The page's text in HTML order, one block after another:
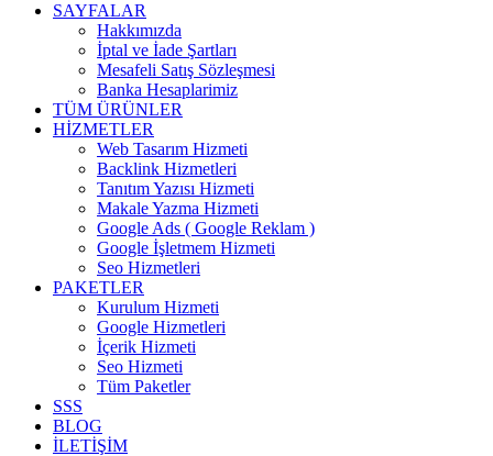
SAYFALAR
Hakkımızda
İptal ve İade Şartları
Mesafeli Satış Sözleşmesi
Banka Hesaplarimiz
TÜM ÜRÜNLER
HİZMETLER
Web Tasarım Hizmeti
Backlink Hizmetleri
Tanıtım Yazısı Hizmeti
Makale Yazma Hizmeti
Google Ads ( Google Reklam )
Google İşletmem Hizmeti
Seo Hizmetleri
PAKETLER
Kurulum Hizmeti
Google Hizmetleri
İçerik Hizmeti
Seo Hizmeti
Tüm Paketler
SSS
BLOG
İLETİŞİM